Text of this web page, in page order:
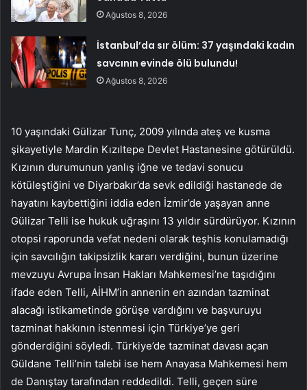
Ağustos 8, 2026
İstanbul’da sır ölüm: 37 yaşındaki kadın
savcının evinde ölü bulundu!
Ağustos 8, 2026
10 yaşındaki Gülizar Tunç, 2009 yılında ateş ve kusma
şikayetiyle Mardin Kızıltepe Devlet Hastanesine götürüldü.
Kızının durumunun yanlış iğne ve tedavi sonucu
kötüleştiğini ve Diyarbakır’da sevk edildiği hastanede de
hayatını kaybettiğini iddia eden İzmir’de yaşayan anne
Gülizar Telli ise hukuk uğraşını 13 yıldır sürdürüyor. Kızının
otopsi raporunda vefat nedeni olarak teşhis konulamadığı
için savcılığın takipsizlik kararı verdiğini, bunun üzerine
mevzuyu Avrupa İnsan Hakları Mahkemesi’ne taşıdığını
ifade eden Telli, AİHM’in annenin en azından tazminat
alacağı istikametinde görüşe vardığını ve başvuruyu
tazminat hakkının istenmesi için Türkiye’ye geri
gönderdiğini söyledi. Türkiye’de tazminat davası açan
Güldane Telli’nin talebi ise hem Anayasa Mahkemesi hem
de Danıştay tarafından reddedildi. Telli, geçen süre